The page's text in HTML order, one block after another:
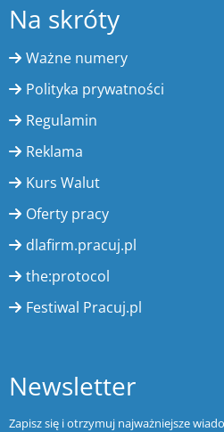
Na skróty
Ważne numery
Polityka prywatności
Regulamin
Reklama
Kurs Walut
Oferty pracy
dlafirm.pracuj.pl
the:protocol
Festiwal Pracuj.pl
Newsletter
Zapisz się i otrzymuj najważniejsze